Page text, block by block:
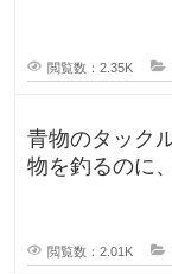
閲覧数：2.35K
青物のタックルにつ
物を釣るのに
閲覧数：2.01K